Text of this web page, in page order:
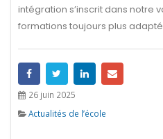
intégration s’inscrit dans notre
formations toujours plus
26 juin 2025
Actualités de l’école